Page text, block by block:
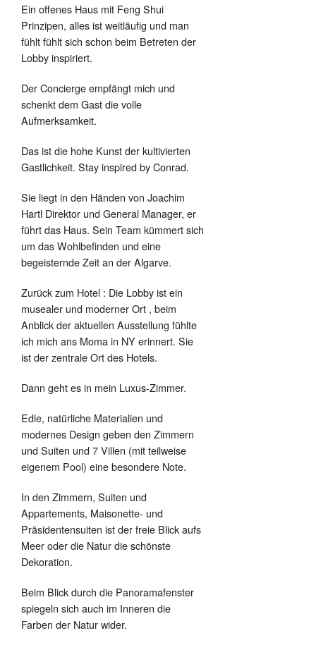
Ein offenes Haus mit Feng Shui
Prinzipen, alles ist weitläufig und man
fühlt fühlt sich schon beim Betreten der
Lobby inspiriert.
Der Concierge empfängt mich und
schenkt dem Gast die volle
Aufmerksamkeit.
Das ist die hohe Kunst der kultivierten
Gastlichkeit. Stay inspired by Conrad.
Sie liegt in den Händen von Joachim
Hartl Direktor und General Manager, er
führt das Haus. Sein Team kümmert sich
um das Wohlbefinden und eine
begeisternde Zeit an der Algarve.
Zurück zum Hotel : Die Lobby ist ein
musealer und moderner Ort , beim
Anblick der aktuellen Ausstellung fühlte
ich mich ans Moma in NY erinnert. Sie
ist der zentrale Ort des Hotels.
Dann geht es in mein Luxus-Zimmer.
Edle, natürliche Materialien und
modernes Design geben den Zimmern
und Suiten und 7 Villen (mit teilweise
eigenem Pool) eine besondere Note.
In den Zimmern, Suiten und
Appartements, Maisonette- und
Präsidentensuiten ist der freie Blick aufs
Meer oder die Natur die schönste
Dekoration.
Beim Blick durch die Panoramafenster
spiegeln sich auch im Inneren die
Farben der Natur wider.